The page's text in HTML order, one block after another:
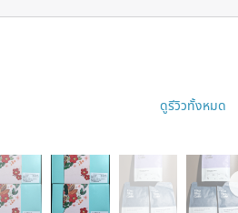
ดูรีวิวทั้งหมด